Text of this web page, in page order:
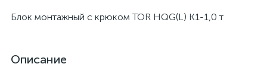
Блок монтажный с крюком TOR HQG(L) K1-1,0 т
Описание